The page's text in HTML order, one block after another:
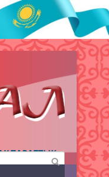
АҚПАРАТТЫҚ